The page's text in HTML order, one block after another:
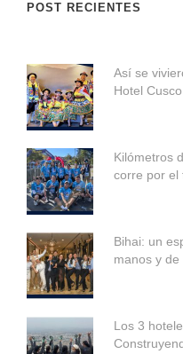
POST RECIENTES
Así se
Hotel Cusco
Kilómetros
corre por el
Bihai: un
manos y
Los 3